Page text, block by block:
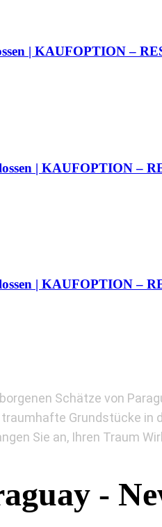
| KAUFOPTION –
| KAUFOPTION –
| KAUFOPTION –
Schätze von
Grundstücke in
Sie an, Ihren Traum
-